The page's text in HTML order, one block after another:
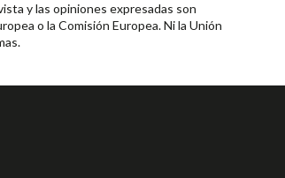
y las opiniones expresadas son
o la Comisión Europea. Ni la Unión